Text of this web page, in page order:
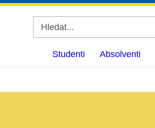
Studenti Absolventi